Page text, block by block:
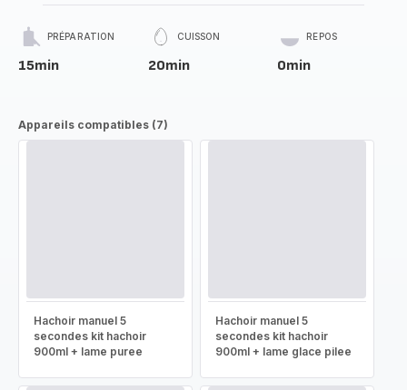
PRÉPARATION
15min
CUISSON
20min
REPOS
0min
Appareils compatibles (7)
Hachoir manuel 5
secondes kit hachoir
900ml + lame puree
Hachoir manuel 5
secondes kit hachoir
900ml + lame glace pilee